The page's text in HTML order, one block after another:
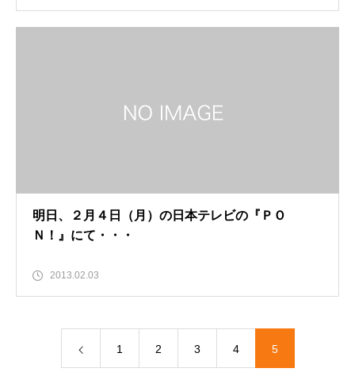
明日、２月４日（月）の日本テレビの『ＰＯ
Ｎ！』にて・・・
2013.02.03
1 2 3 4 5